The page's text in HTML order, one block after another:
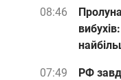
08:46
07:49
РФ